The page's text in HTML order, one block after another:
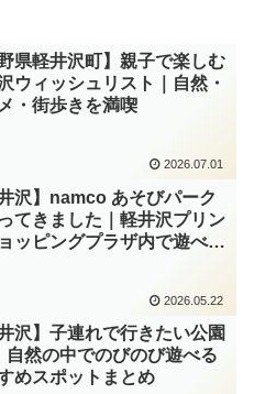
野県軽井沢町】親子で楽しむ
ウィッシュリスト｜自然・
・街歩きを満喫
2026.07.01
井沢】namco あそびパーク
てきました｜軽井沢プリン
ッピングプラザ内で遊べる
2026.05.22
井沢】子連れで行きたい公園
自然の中でのびのび遊べる
めスポットまとめ